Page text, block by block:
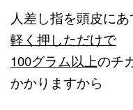
人差し指を頭皮にあ
軽く押しただけで
100グラム以上のチ
かかりますから